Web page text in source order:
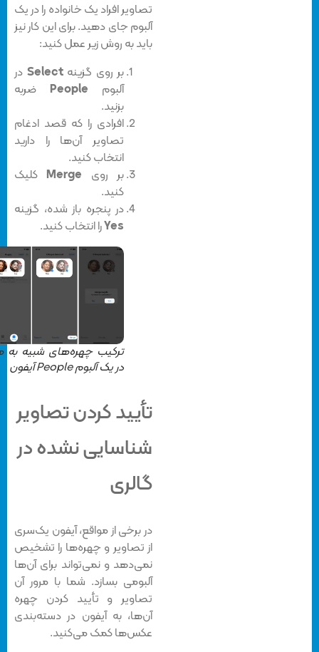
تصاویر افراد یک خانواده را در یک
آلبوم جای دهید. برای این کار نیز
باید به روش زیر عمل کنید:
بر روی گزینهSelect
در
آلبومPeople
ضربه
بزنید.
افرادی را که قصد ادغام
تصاویر آن‌ها را دارید
انتخاب کنید.
بر رویMergeکلیک
کنید.
در پنجره باز شده، گزینه
را انتخاب کنید.
ترکیب چهره‌های شبیه به هم
در یک آلبوم People آیفون
تأیید کردن تصاویر
شناسایی نشده در
گالری
در برخی از مواقع، آیفون یک‌سری
از تصاویر و چهره‌ها را تشخیص
نمی‌دهد و نمی‌تواند برای آن‌ها
آلبومی بسازد. شما با مرور آن
تصاویر و تأیید کردن چهره
آن‌ها، به آیفون در دسته‌بندی
عکس‌ها کمک می‌کنید.